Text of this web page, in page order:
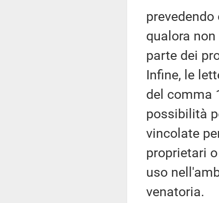
qualora
parte dei
Infine, le
del comma
possibilità
vincolate
proprietari
uso
venatoria.